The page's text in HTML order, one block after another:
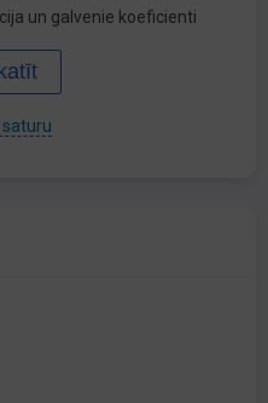
un galvenie koeficienti